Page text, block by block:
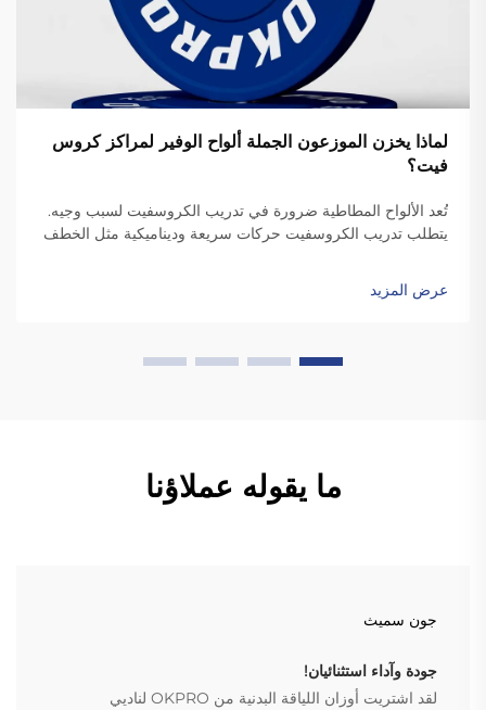
لماذا يخزن الموزعون الجملة ألواح الوفير لمراكز كروس
فيت؟
تُعد الألواح المطاطية ضرورة في تدريب الكروسفيت لسبب وجيه.
يتطلب تدريب الكروسفيت حركات سريعة وديناميكية مثل الخطف
القياسية، فإن الألواح المطاطية عالية الجودة تكون متينة بدرجة
كافية ل...
عرض المزيد
ما يقوله عملاؤنا
جون سميث
جودة وآداء استثنائيان!
لقد اشتريت أوزان اللياقة البدنية من OKPRO لناديي